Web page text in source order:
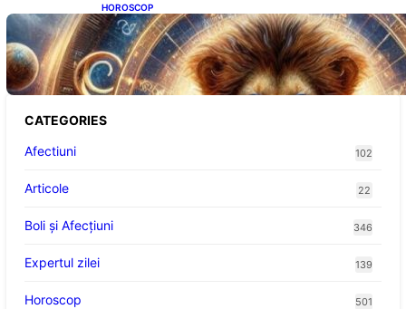
HOROSCOP
Portalul Leului 8/8: Oportunități de
Abundență pentru Cinci Zodii în 2026
CATEGORIES
Afectiuni
102
Articole 22
Boli și Afecțiuni 346
Expertul zilei 139
Horoscop 501